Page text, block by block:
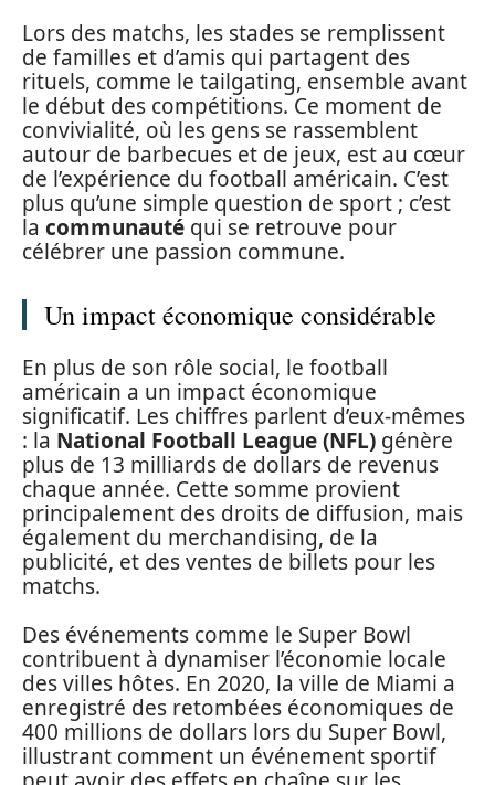
Lors des matchs, les stades se remplissent
de familles et d’amis qui partagent des
rituels, comme le tailgating, ensemble avant
le début des compétitions. Ce moment de
convivialité, où les gens se rassemblent
autour de barbecues et de jeux, est au cœur
de l’expérience du football américain. C’est
plus qu’une simple question de sport ; c’est
la communauté qui se retrouve pour
célébrer une passion commune.
Un impact économique considérable
En plus de son rôle social, le football
américain a un impact économique
significatif. Les chiffres parlent d’eux-mêmes
: la National Football League (NFL) génère
plus de 13 milliards de dollars de revenus
chaque année. Cette somme provient
principalement des droits de diffusion, mais
également du merchandising, de la
publicité, et des ventes de billets pour les
matchs.
Des événements comme le Super Bowl
contribuent à dynamiser l’économie locale
des villes hôtes. En 2020, la ville de Miami a
enregistré des retombées économiques de
400 millions de dollars lors du Super Bowl,
illustrant comment un événement sportif